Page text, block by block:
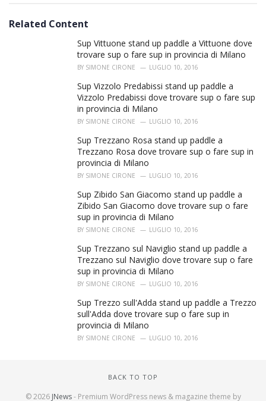
e
Related Content
Sup Vittuone stand up paddle a Vittuone dove
trovare sup o fare sup in provincia di Milano
BY SIMONE CIRONE LUGLIO 10, 2016
Sup Vizzolo Predabissi stand up paddle a
Vizzolo Predabissi dove trovare sup o fare sup
in provincia di Milano
BY SIMONE CIRONE LUGLIO 10, 2016
Sup Trezzano Rosa stand up paddle a
Trezzano Rosa dove trovare sup o fare sup in
provincia di Milano
BY SIMONE CIRONE LUGLIO 10, 2016
Sup Zibido San Giacomo stand up paddle a
Zibido San Giacomo dove trovare sup o fare
sup in provincia di Milano
BY SIMONE CIRONE LUGLIO 10, 2016
Sup Trezzano sul Naviglio stand up paddle a
Trezzano sul Naviglio dove trovare sup o fare
sup in provincia di Milano
BY SIMONE CIRONE LUGLIO 10, 2016
Sup Trezzo sull'Adda stand up paddle a Trezzo
sull'Adda dove trovare sup o fare sup in
provincia di Milano
BY SIMONE CIRONE LUGLIO 10, 2016
BACK TO TOP
© 2026 JNews- Premium WordPress news & magazine theme by